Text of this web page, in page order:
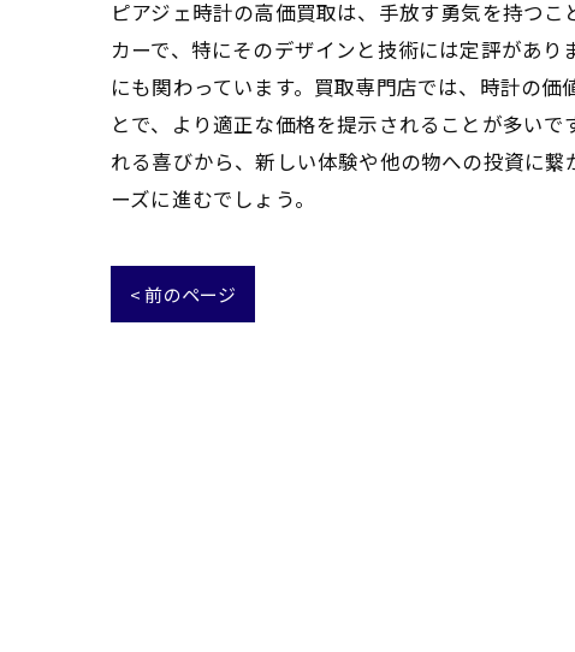
ピアジェ時計の高価買取は、手放す勇気を持つ
カーで、特にそのデザインと技術には定評があ
にも関わっています。買取専門店では、時計の
とで、より適正な価格を提示されることが多い
れる喜びから、新しい体験や他の物への投資に
ーズに進むでしょう。
< 前のページ